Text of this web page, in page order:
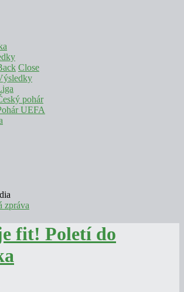
Close
pohár
UEFA
zpráva
fit! Poletí do